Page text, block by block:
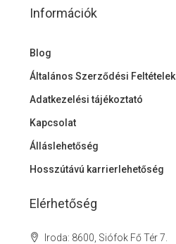
Információk
Blog
Általános Szerződési Feltételek
Adatkezelési tájékoztató
Kapcsolat
Álláslehetőség
Hosszútávú karrierlehetőség
Elérhetőség
Iroda: 8600, Siófok Fő Tér 7.